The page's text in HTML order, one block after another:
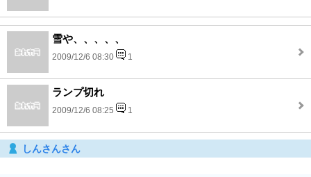
雪や、、、、、
2009/12/6 08:30 1
ランプ切れ
2009/12/6 08:25 1
しんさんさん